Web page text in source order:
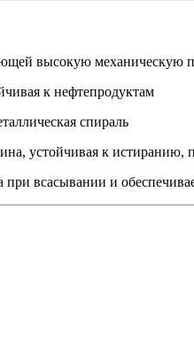
высокую механическую
к нефтепродуктам
спираль
устойчивая к
всасывании и